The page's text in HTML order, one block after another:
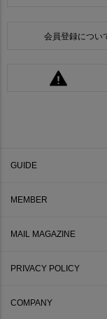
会員登録につい
GUIDE
MEMBER
MAIL MAGAZINE
PRIVACY POLICY
COMPANY